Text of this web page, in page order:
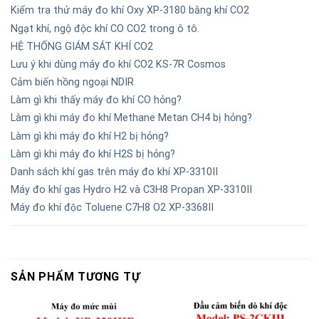
Kiểm tra thử máy đo khí Oxy XP-3180 bằng khí CO2
Ngạt khí, ngộ độc khí CO CO2 trong ô tô.
HỆ THỐNG GIÁM SÁT KHÍ CO2
Lưu ý khi dùng máy đo khí CO2 KS-7R Cosmos
Cảm biến hồng ngoại NDIR
Làm gì khi thấy máy đo khí CO hỏng?
Làm gì khi máy đo khí Methane Metan CH4 bị hỏng?
Làm gì khi máy đo khí H2 bị hỏng?
Làm gì khi máy đo khí H2S bị hỏng?
Danh sách khí gas trên máy đo khí XP-3310II
Máy đo khí gas Hydro H2 và C3H8 Propan XP-3310II
Máy đo khí độc Toluene C7H8 O2 XP-3368II
SẢN PHẨM TƯƠNG TỰ